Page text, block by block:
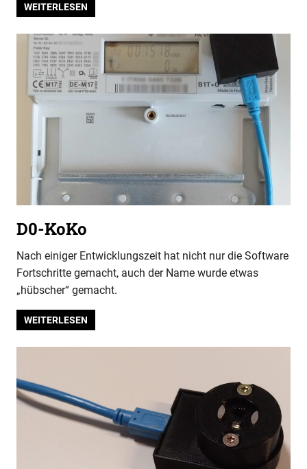
WEITERLESEN
D0-KoKo
Nach einiger Entwicklungszeit hat nicht nur die Software
Fortschritte gemacht, auch der Name wurde etwas
„hübscher“ gemacht.
WEITERLESEN